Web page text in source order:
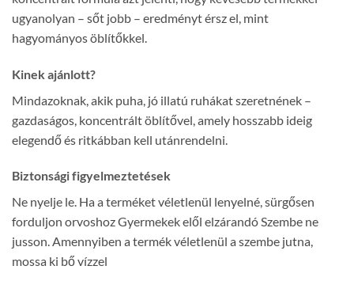
ugyanolyan – sőt jobb – eredményt érsz el, mint
hagyományos öblítőkkel.
Kinek ajánlott?
Mindazoknak, akik puha, jó illatú ruhákat szeretnének –
gazdaságos, koncentrált öblítővel, amely hosszabb ideig
elegendő és ritkábban kell utánrendelni.
Biztonsági figyelmeztetések
Ne nyelje le. Ha a terméket véletlenül lenyelné, sürgősen
forduljon orvoshoz Gyermekek elől elzárandó Szembe ne
jusson. Amennyiben a termék véletlenül a szembe jutna,
mossa ki bő vízzel